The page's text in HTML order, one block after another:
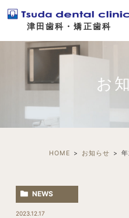
津田歯科・矯正歯科
お
HOME お知らせ
NEWS
2023.12.17